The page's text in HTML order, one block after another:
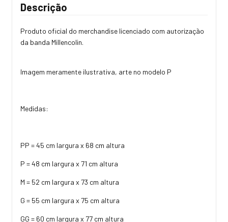
Descrição
Produto oficial do merchandise licenciado com autorização
da banda Millencolin.
Imagem meramente ilustrativa, arte no modelo P
Medidas:
PP = 45 cm largura x 68 cm altura
P = 48 cm largura x 71 cm altura
M = 52 cm largura x 73 cm altura
G = 55 cm largura x 75 cm altura
GG = 60 cm largura x 77 cm altura